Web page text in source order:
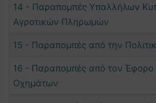
14 - Παραπομπές Υπαλλήλων
Αγροτικών Πληρωμών
15 - Παραπομπές από την
16 - Παραπομπές από τον
Οχημάτων